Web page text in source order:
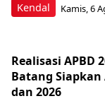
Kendal Kamis, 6
Realisasi APBD
Batang Siapkan
dan 2026